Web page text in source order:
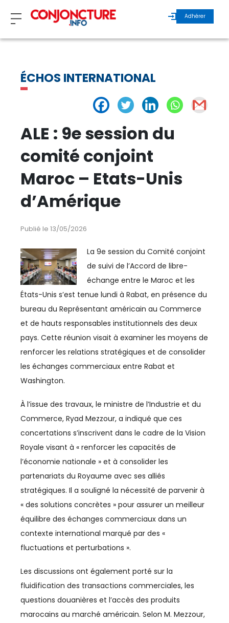
Adhérer
INVITÉS
REGARDS D’EXPERTS
ÉCHOS DURABLES
ESPACE MÉDIAS
CULTURE
REVUE CONJONCTURE
CONSULTER LA REVUE
CONTACT
AERIEN
AÉRIEN
AÉRONAUTIQUE
AFRIQUE
AGRICULTURE
AGRO-AGRI
ASSOCIATIONS
AUTOMOBILE
BTP
CAN
ÉCHOS INTERNATIONAL
ALE : 9e session du
comité conjoint
Maroc – Etats-Unis
d’Amérique
Publié le 13/05/2026
La 9e session du Comité conjoint
de suivi de l’Accord de libre-
échange entre le Maroc et les
États-Unis s’est tenue lundi à Rabat, en présence du
bureau du Représentant américain au Commerce
et de hauts responsables institutionnels des deux
pays. Cette réunion visait à examiner les moyens de
renforcer les relations stratégiques et de consolider
les échanges commerciaux entre Rabat et
Washington.
À l’issue des travaux, le ministre de l’Industrie et du
Commerce, Ryad Mezzour, a indiqué que ces
concertations s’inscrivent dans le cadre de la Vision
Royale visant à « renforcer les capacités de
l’économie nationale » et à consolider les
partenariats du Royaume avec ses alliés
stratégiques. Il a souligné la nécessité de parvenir à
« des solutions concrètes » pour assurer un meilleur
équilibre des échanges commerciaux dans un
contexte international marqué par des «
fluctuations et perturbations ».
Les discussions ont également porté sur la
fluidification des transactions commerciales, les
questions douanières et l’accès des produits
marocains au marché américain. Selon M. Mezzour,